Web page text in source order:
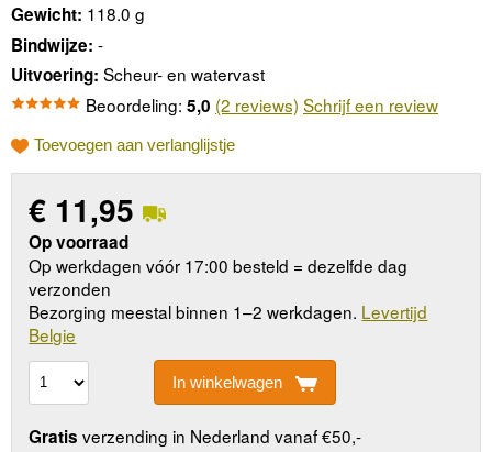
Gewicht: 118.0 g
Bindwijze: -
Uitvoering: Scheur- en watervast
Beoordeling: 5,0 (2 reviews) Schrijf een review
Toevoegen aan verlanglijstje
€ 11,95
Op voorraad
Op werkdagen vóór 17:00 besteld = dezelfde dag
verzonden
Bezorging meestal binnen 1–2 werkdagen. Levertijd
Belgie
In winkelwagen
Gratis verzending in Nederland vanaf €50,-